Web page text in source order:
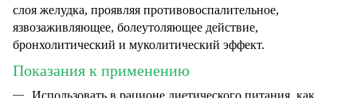
слоя желудка, проявляя противовоспалительное,
язвозаживляющее, болеутоляющее действие,
бронхолитический и муколитический эффект.
Показания к применению
Использовать в рационе диетического питания, как